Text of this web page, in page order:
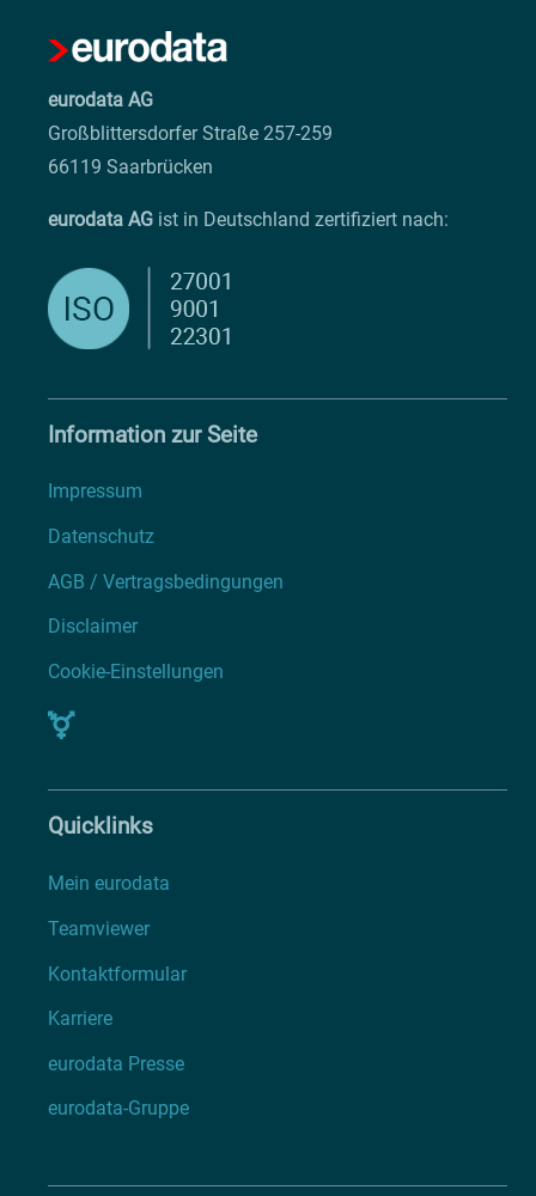
eurodata AG
Großblittersdorfer Straße 257-259
66119 Saarbrücken
eurodata AG ist in Deutschland zertifiziert nach:
Information zur Seite
Impressum
Datenschutz
AGB / Vertragsbedingungen
Disclaimer
Cookie-Einstellungen
Quicklinks
Mein eurodata
Teamviewer
Kontaktformular
Karriere
eurodata Presse
eurodata-Gruppe